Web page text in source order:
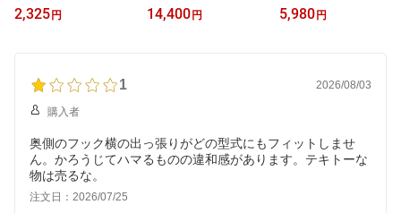
タカー貸渡書 レンタカー
貸渡書類 レンタカー書
2,325 円
ページ 一冊あたり525円
お得 レンタカー貸渡書
14,400 円
【縦長巻梱包/S13】H25/
11月〜R2/10月hondaod
【釣り/アウトドア/荷室/
5,980 円
1 2026/08/03
購入者
奥側のフック横の出っ張りがどの型式にもフィットしませ
ん。かろうじてハマるものの違和感があります。テキトーな
物は売るな。
注文日：2026/07/25